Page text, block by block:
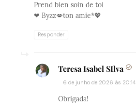
Prend bien soin de toi
❤ Byzz💋ton amie*💖
Responder
Teresa Isabel SIlva
6 de junho de 2026 às 20:14
Obrigada!